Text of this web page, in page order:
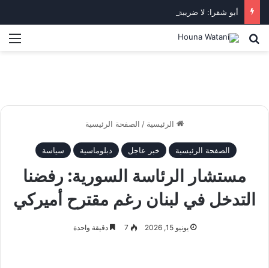
بحث عن
الرئيسية / الصفحة الرئيسية
الصفحة الرئيسية خبر عاجل دبلوماسية سياسة
مستشار الرئاسة السورية: رفضنا
التدخل في لبنان رغم مقترح أميركي
يونيو 15, 2026 7 دقيقة واحدة